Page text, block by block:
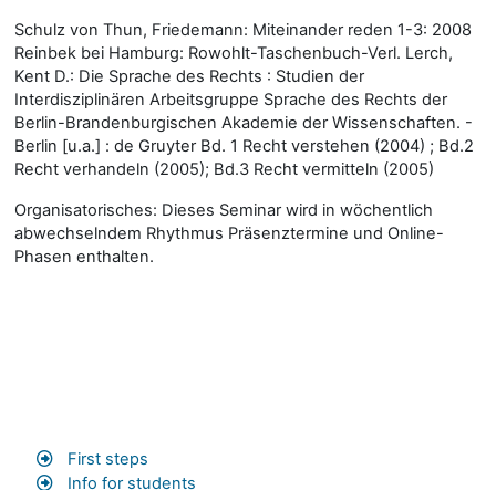
Schulz von Thun, Friedemann: Miteinander reden 1-3: 2008
Reinbek bei Hamburg: Rowohlt-Taschenbuch-Verl. Lerch,
Kent D.: Die Sprache des Rechts : Studien der
Interdisziplinären Arbeitsgruppe Sprache des Rechts der
Berlin-Brandenburgischen Akademie der Wissenschaften. -
Berlin [u.a.] : de Gruyter Bd. 1 Recht verstehen (2004) ; Bd.2
Recht verhandeln (2005); Bd.3 Recht vermitteln (2005)
Organisatorisches: Dieses Seminar wird in wöchentlich
abwechselndem Rhythmus Präsenztermine und Online-
Phasen enthalten.
First steps
Info for students